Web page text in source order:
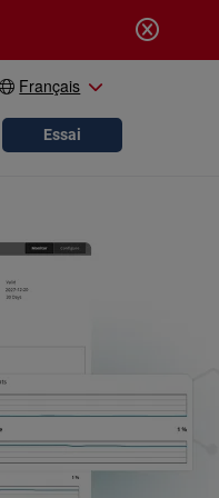
Français
Close search
Essai